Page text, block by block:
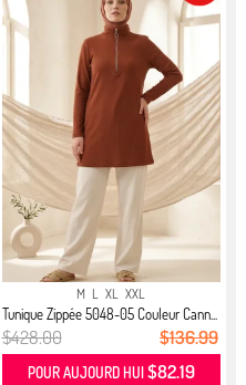
M L XL XXL
Tunique Zippée 5048-05 Couleur Cann...
$428.00 $136.99
POUR AUJOURD HUI $82.19